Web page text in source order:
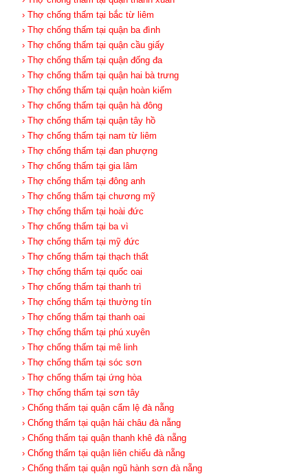
› Thợ chống thấm tại bắc từ liêm
› Thợ chống thấm tại quận ba đình
› Thợ chống thấm tại quận cầu giấy
› Thợ chống thấm tại quận đống đa
› Thợ chống thấm tại quận hai bà trưng
› Thợ chống thấm tại quận hoàn kiếm
› Thợ chống thấm tại quận hà đông
› Thợ chống thấm tại quận tây hồ
› Thợ chống thấm tại nam từ liêm
› Thợ chống thấm tại đan phượng
› Thợ chống thấm tại gia lâm
› Thợ chống thấm tại đông anh
› Thợ chống thấm tại chương mỹ
› Thợ chống thấm tại hoài đức
› Thợ chống thấm tại ba vì
› Thợ chống thấm tại mỹ đức
› Thợ chống thấm tại thạch thất
› Thợ chống thấm tại quốc oai
› Thợ chống thấm tại thanh trì
› Thợ chống thấm tại thường tín
› Thợ chống thấm tại thanh oai
› Thợ chống thấm tại phú xuyên
› Thợ chống thấm tại mê linh
› Thợ chống thấm tại sóc sơn
› Thợ chống thấm tại ứng hòa
› Thợ chống thấm tại sơn tây
› Chống thấm tại quận cẩm lệ đà nẵng
› Chống thấm tại quận hải châu đà nẵng
› Chống thấm tại quận thanh khê đà nẵng
› Chống thấm tại quận liên chiểu đà nẵng
› Chống thấm tại quận ngũ hành sơn đà nẵng